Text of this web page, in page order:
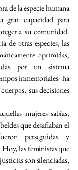
de la especie humana
gran capacidad para
a su comunidad.
de otras especies, las
oprimidas,
por un sistema
inmemoriales, ha
sus decisiones
mujeres sabias,
que desafiaban el
perseguidas y
Hoy, las feministas que
son silenciadas,